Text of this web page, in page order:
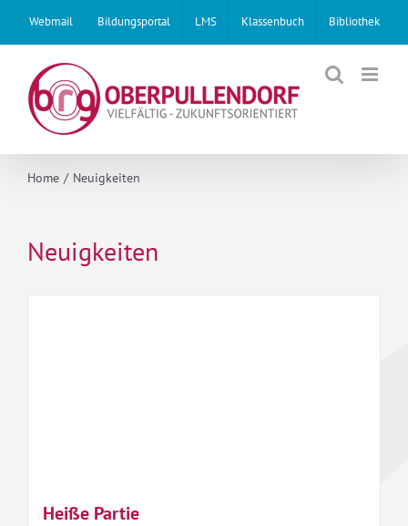
content
Webmail Bildungsportal LMS Klassenbuch Bibliothek
Home Neuigkeiten
Neuigkeiten
Heiße Partie